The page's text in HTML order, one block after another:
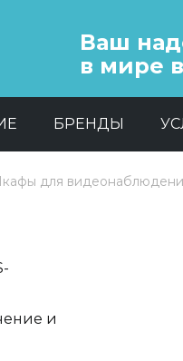
Ваш
в мире
БРЕНДЫ
для
и